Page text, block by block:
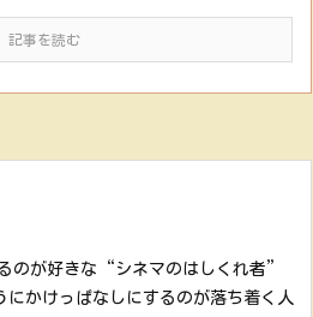
記事を読む
のが好きな“シネマのはしくれ者”
にかけっぱなしにするのが落ち着く人